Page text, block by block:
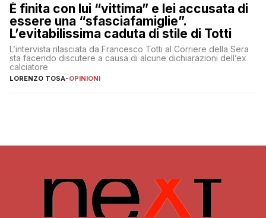
È finita con lui “vittima” e lei accusata di
essere una “sfasciafamiglie”.
L’evitabilissima caduta di stile di Totti
L’intervista rilasciata da Francesco Totti al Corriere della Sera
sta facendo discutere a causa di alcune dichiarazioni dell’ex
calciatore
LORENZO TOSA-OPINIONI